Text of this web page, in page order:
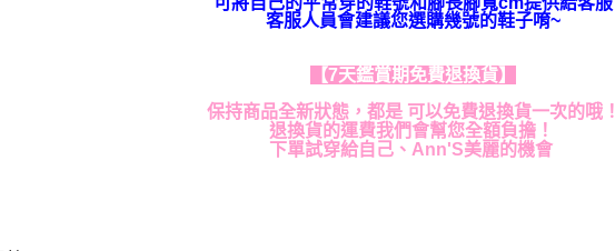
客服人員會建議您選購幾號的鞋子唷~
【7天鑑賞期免費退換貨】
保持商品全新狀態，都是 可以免費退換貨一次的哦！
退換貨的運費我們會幫您全額負擔！
下單試穿給自己、Ann'S美麗的機會